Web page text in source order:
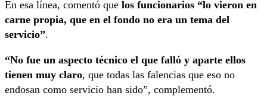
En esa línea, comentó que los funcionarios “lo vieron en
carne propia, que en el fondo no era un tema del
servicio”.
“No fue un aspecto técnico el que falló y aparte ellos
tienen muy claro, que todas las falencias que eso no
endosan como servicio han sido”, complementó.